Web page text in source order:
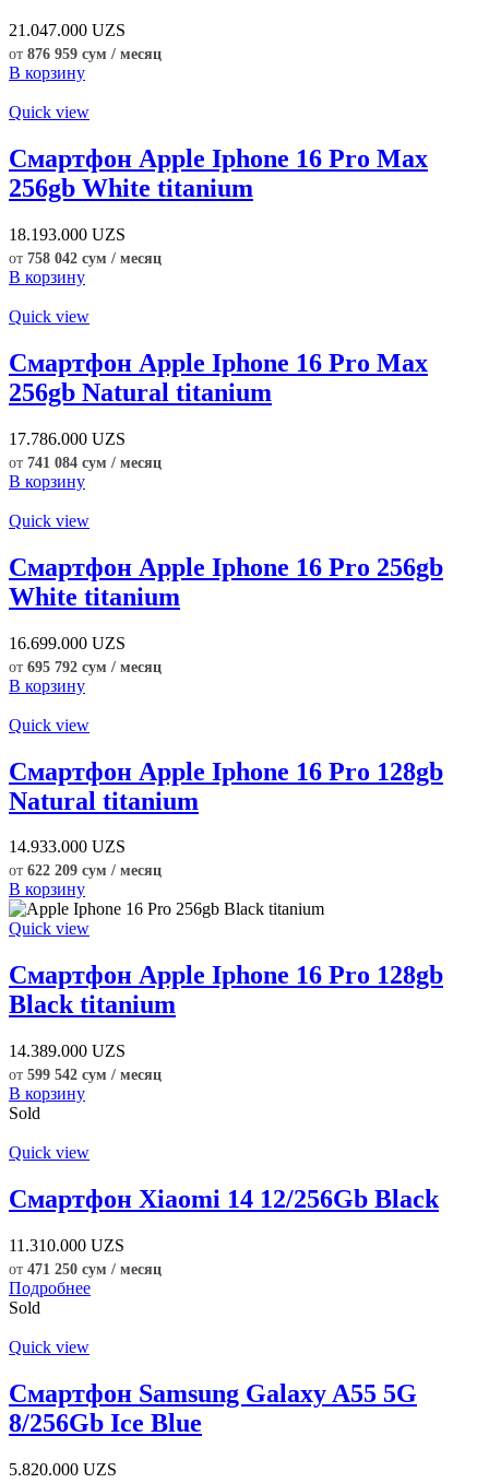
21.047.000 UZS
от 876 959 сум / месяц
В корзину
Quick view
Смартфон Apple Iphone 16 Pro Max
256gb White titanium
18.193.000 UZS
от 758 042 сум / месяц
В корзину
Quick view
Смартфон Apple Iphone 16 Pro Max
256gb Natural titanium
17.786.000 UZS
от 741 084 сум / месяц
В корзину
Quick view
Смартфон Apple Iphone 16 Pro 256gb
White titanium
16.699.000 UZS
от 695 792 сум / месяц
В корзину
Quick view
Смартфон Apple Iphone 16 Pro 128gb
Natural titanium
14.933.000 UZS
от 622 209 сум / месяц
В корзину
Quick view
Смартфон Apple Iphone 16 Pro 128gb
Black titanium
14.389.000 UZS
от 599 542 сум / месяц
В корзину
Sold
Quick view
Смартфон Xiaomi 14 12/256Gb Black
11.310.000 UZS
от 471 250 сум / месяц
Подробнее
Sold
Quick view
Смартфон Samsung Galaxy A55 5G
8/256Gb Ice Blue
5.820.000 UZS